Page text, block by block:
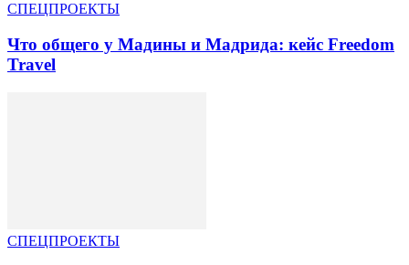
СПЕЦПРОЕКТЫ
Что общего у Мадины и Мадрида: кейс Freedom
Travel
СПЕЦПРОЕКТЫ